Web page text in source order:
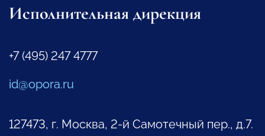
Исполнительная дирекция
+7 (495) 247 4777
id@opora.ru
127473, г. Москва, 2-й Самотечный пер., д.7.